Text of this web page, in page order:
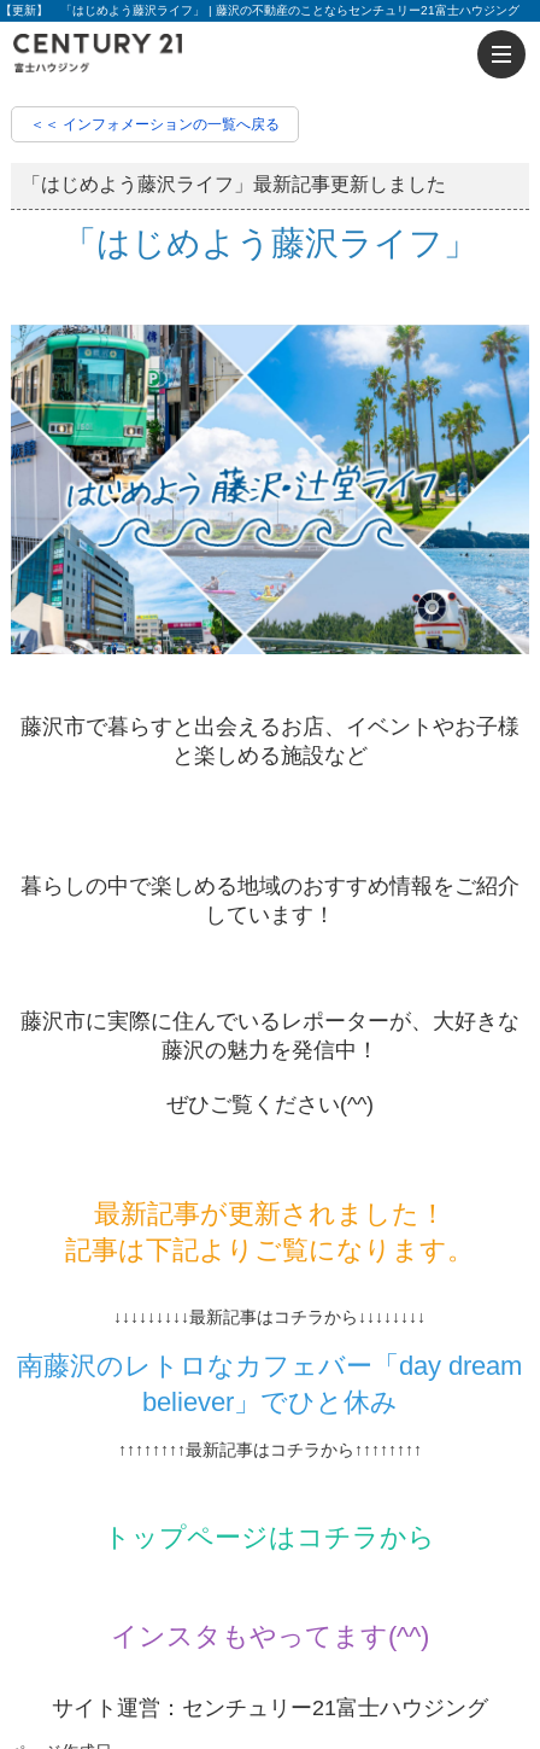
【更新】 「はじめよう藤沢ライフ」 | 藤沢の不動産のことならセンチュリー21富士ハウジング
＜＜ インフォメーションの一覧へ戻る
「はじめよう藤沢ライフ」最新記事更新しました
「はじめよう藤沢ライフ」
藤沢市で暮らすと出会えるお店、イベントやお子様
と楽しめる施設など
暮らしの中で楽しめる地域のおすすめ情報をご紹介
しています！
藤沢市に実際に住んでいるレポーターが、大好きな
藤沢の魅力を発信中！
ぜひご覧ください(^^)
最新記事が更新されました！
記事は下記よりご覧になります。
↓↓↓↓↓↓↓↓↓最新記事はコチラから↓↓↓↓↓↓↓↓
南藤沢のレトロなカフェバー「day dream
believer」でひと休み
↑↑↑↑↑↑↑↑最新記事はコチラから↑↑↑↑↑↑↑↑
トップページはコチラから
インスタもやってます(^^)
サイト運営：センチュリー21富士ハウジング